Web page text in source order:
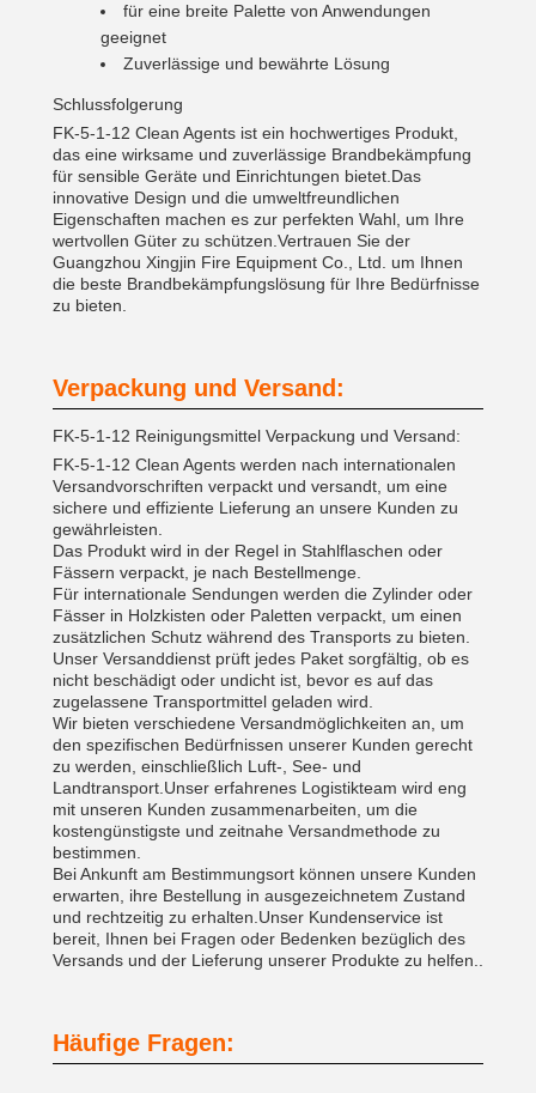
für eine breite Palette von Anwendungen
geeignet
Zuverlässige und bewährte Lösung
Schlussfolgerung
FK-5-1-12 Clean Agents ist ein hochwertiges Produkt,
das eine wirksame und zuverlässige Brandbekämpfung
für sensible Geräte und Einrichtungen bietet.Das
innovative Design und die umweltfreundlichen
Eigenschaften machen es zur perfekten Wahl, um Ihre
wertvollen Güter zu schützen.Vertrauen Sie der
Guangzhou Xingjin Fire Equipment Co., Ltd. um Ihnen
die beste Brandbekämpfungslösung für Ihre Bedürfnisse
zu bieten.
Verpackung und Versand:
FK-5-1-12 Reinigungsmittel Verpackung und Versand:
FK-5-1-12 Clean Agents werden nach internationalen
Versandvorschriften verpackt und versandt, um eine
sichere und effiziente Lieferung an unsere Kunden zu
gewährleisten.
Das Produkt wird in der Regel in Stahlflaschen oder
Fässern verpackt, je nach Bestellmenge.
Für internationale Sendungen werden die Zylinder oder
Fässer in Holzkisten oder Paletten verpackt, um einen
zusätzlichen Schutz während des Transports zu bieten.
Unser Versanddienst prüft jedes Paket sorgfältig, ob es
nicht beschädigt oder undicht ist, bevor es auf das
zugelassene Transportmittel geladen wird.
Wir bieten verschiedene Versandmöglichkeiten an, um
den spezifischen Bedürfnissen unserer Kunden gerecht
zu werden, einschließlich Luft-, See- und
Landtransport.Unser erfahrenes Logistikteam wird eng
mit unseren Kunden zusammenarbeiten, um die
kostengünstigste und zeitnahe Versandmethode zu
bestimmen.
Bei Ankunft am Bestimmungsort können unsere Kunden
erwarten, ihre Bestellung in ausgezeichnetem Zustand
und rechtzeitig zu erhalten.Unser Kundenservice ist
bereit, Ihnen bei Fragen oder Bedenken bezüglich des
Versands und der Lieferung unserer Produkte zu helfen..
Häufige Fragen: